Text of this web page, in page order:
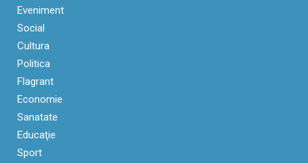
Eveniment
Social
Cultura
Politica
Flagrant
Economie
Sanatate
Educaţie
Sport